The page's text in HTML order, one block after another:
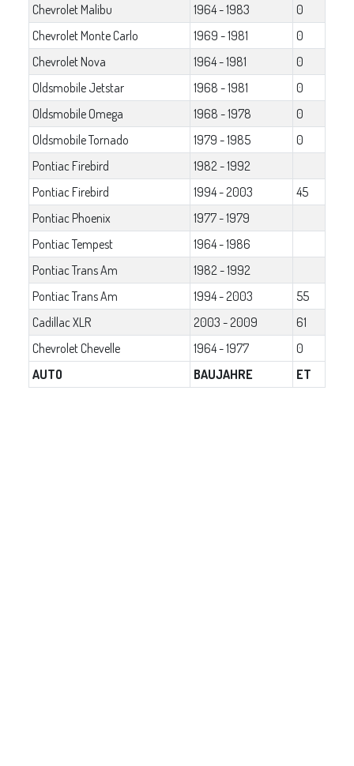
Chevrolet Malibu
1964 - 1983
0
Chevrolet Monte Carlo
1969 - 1981
0
Chevrolet Nova
1964 - 1981
0
Oldsmobile Jetstar
1968 - 1981
0
Oldsmobile Omega
1968 - 1978
0
Oldsmobile Tornado
1979 - 1985
0
Pontiac Firebird
1982 - 1992
Pontiac Firebird
1994 - 2003
45
Pontiac Phoenix
1977 - 1979
Pontiac Tempest
1964 - 1986
Pontiac Trans Am
1982 - 1992
Pontiac Trans Am
1994 - 2003
55
Cadillac XLR
2003 - 2009
61
Chevrolet Chevelle
1964 - 1977
0
AUTO
BAUJAHRE ET